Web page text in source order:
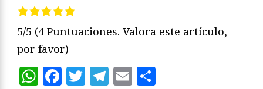
5/5 (4 Puntuaciones. Valora este artículo,
por favor)
WhatsApp
Facebook
Twitter
Telegram
Email